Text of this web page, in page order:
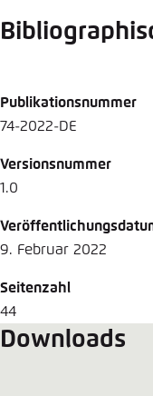
Publikationsnummer
74-2022-DE
Versionsnummer
1.0
9. Februar 2022
Seitenzahl
44
Downloads